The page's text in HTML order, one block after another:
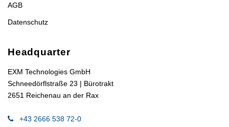
AGB
Datenschutz
Headquarter
EXM Technologies GmbH
Schneedörflstraße 23 | Bürotrakt
2651 Reichenau an der Rax
+43 2666 538 72-0